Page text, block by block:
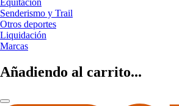
Senderismo y Trail
Otros deportes
Liquidación
Marcas
Añadiendo al carrito...